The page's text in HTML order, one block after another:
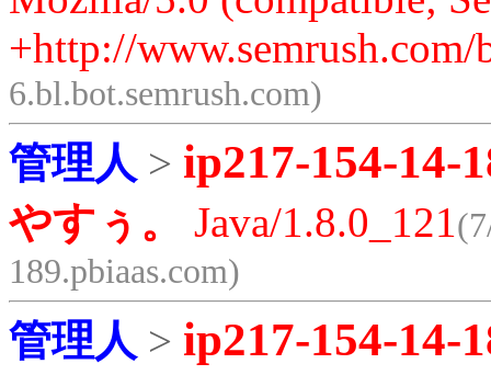
+http://
6.bl.bot.semrush.com)
管理人 > ip217-154-14-
やすぅ。 Java/1.8.0_121
189.pbiaas.com)
管理人 > ip217-154-14-